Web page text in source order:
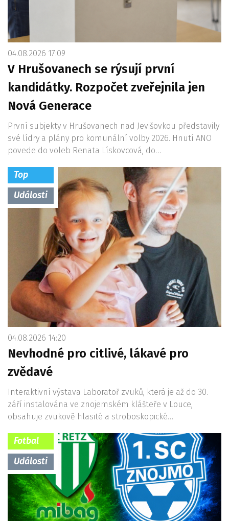
04.08.2026 17:09
V Hrušovanech se rýsují první
kandidátky. Rozpočet zveřejnila jen
Nová Generace
První subjekty v Hrušovanech nad Jevišovkou představily
své lídry a plány pro komunální volby 2026. Hnutí ANO
povede do voleb Renata Lískovcová, do…
Top
Události
04.08.2026 14:20
Nevhodné pro citlivé, lákavé pro
zvědavé
Interaktivní výstava Laboratoř zvuků, která je až do 30.
září instalována ve znojemském klášteře v Louce,
obsahuje zvukově hlasité a stroboskopické…
Fotbal
Události